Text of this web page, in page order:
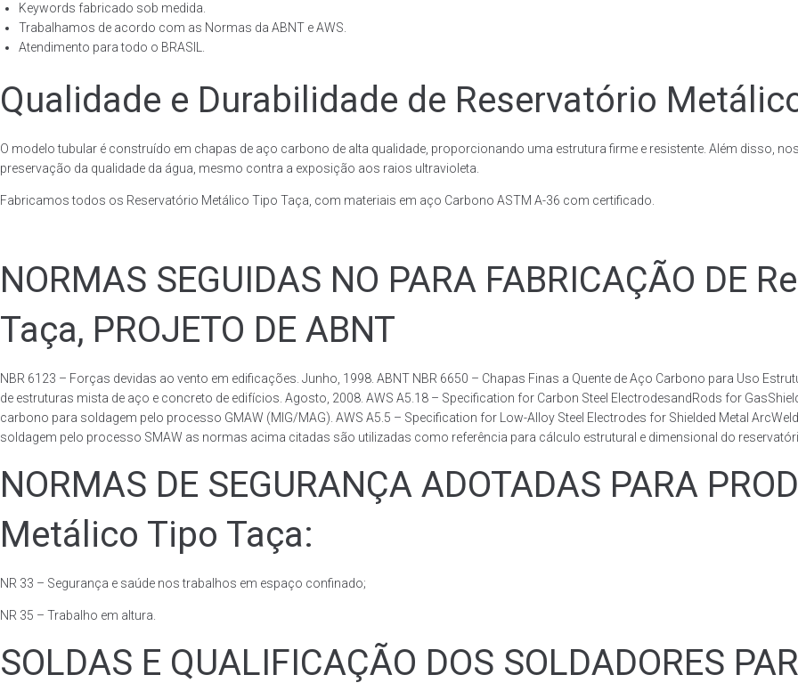
Keywords fabricado sob medida.
Trabalhamos de acordo com as Normas da ABNT e AWS.
Atendimento para todo o BRASIL.
Qualidade e Durabilidade de Reservatório
O modelo tubular é construído em chapas de aço carbono de alta qualidade, proporcionando uma estrutura firme e resistente. Além disso,
preservação da qualidade da água, mesmo contra a exposição aos raios ultravioleta.
Fabricamos todos os Reservatório Metálico Tipo Taça, com materiais em aço Carbono ASTM A-36 com certificado.
NORMAS SEGUIDAS NO PARA FABRICAÇÃO DE
Taça, PROJETO DE ABNT
NBR 6123 – Forças devidas ao vento em edificações. Junho, 1998. ABNT NBR 6650 – Chapas Finas a Quente de Aço Carbono para Uso
de estruturas mista de aço e concreto de edifícios. Agosto, 2008. AWS A5.18 – Specification for Carbon Steel ElectrodesandRods for
carbono para soldagem pelo processo GMAW (MIG/MAG). AWS A5.5 – Specification for Low-Alloy Steel Electrodes for Shielded Metal
soldagem pelo processo SMAW as normas acima citadas são utilizadas como referência para cálculo estrutural e dimensional do
NORMAS DE SEGURANÇA ADOTADAS PARA
Metálico Tipo Taça:
NR 33 – Segurança e saúde nos trabalhos em espaço confinado;
NR 35 – Trabalho em altura.
SOLDAS E QUALIFICAÇÃO DOS SOLDADORES